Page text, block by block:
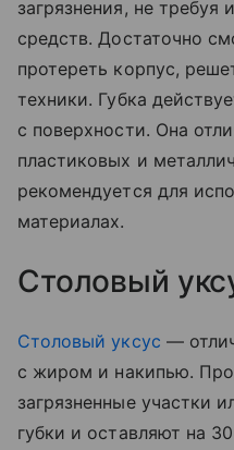
загрязнения, не требуя
средств. Достаточно
протереть корпус,
техники. Губка
с поверхности. Она
пластиковых и
рекомендуется для
материалах.
Столовый
Столовый уксус —
с жиром и накипью.
загрязненные участки
губки и оставляют на